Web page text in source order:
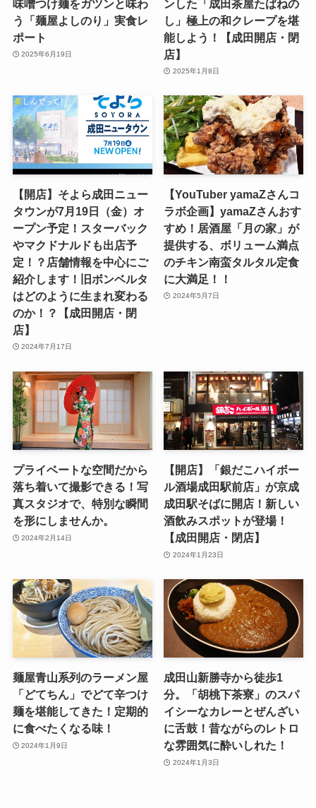
味噌つけ麺をガツンと味わ
う「麺屋よしのり」実食レ
ポート
2025年6月19日
ンした「成田茶屋たばねの
し」極上の和クレープを堪
能しよう！【成田開店・閉
店】
2025年1月8日
【開店】そよら成田ニュー
タウンが7月19日（金）オ
ープン予定！スターバック
やマクドナルドも出店予
定！？店舗情報を中心にご
紹介します！旧ボンベルタ
はどのように生まれ変わる
のか！？【成田開店・閉
店】
2024年7月17日
【YouTuber yamaZさんコ
ラボ企画】yamaZさんおす
すめ！居酒屋「月の家」が
提供する、ボリューム満点
のチキン南蛮タルタル定食
に大満足！！
2024年5月7日
プライベートな空間だから
落ち着いて撮影できる！写
真スタジオで、特別な瞬間
を形にしませんか。
2024年2月14日
【開店】「銀だこハイボー
ル酒場成田駅前店」が京成
成田駅そばに開店！新しい
酒飲みスポットが登場！
【成田開店・閉店】
2024年1月23日
麺屋青山系列のラーメン屋
「どてちん」でどて辛つけ
麺を堪能してきた！定期的
に食べたくなる味！
2024年1月9日
成田山新勝寺から徒歩1
分。「胡桃下茶寮」のスパ
イシーなカレーとぜんざい
に舌鼓！昔ながらのレトロ
な雰囲気に酔いしれた！
2024年1月3日